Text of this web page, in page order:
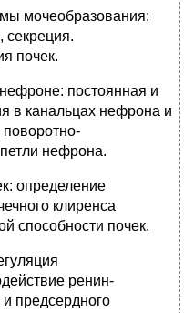
мочеобразования:
секреция.
почек.
постоянная и
в канальцах нефрона и
поворотно-
нефрона.
определение
клиренса
способности почек.
ренин-
предсердного